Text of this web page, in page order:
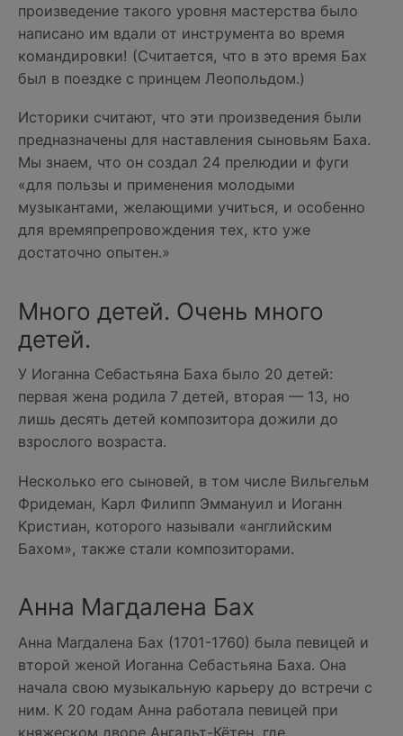
произведение такого уровня мастерства было
написано им вдали от инструмента во время
командировки! (Считается, что в это время Бах
был в поездке с принцем Леопольдом.)
Историки считают, что эти произведения были
предназначены для наставления сыновьям Баха.
Мы знаем, что он создал 24 прелюдии и фуги
«для пользы и применения молодыми
музыкантами, желающими учиться, и особенно
для времяпрепровождения тех, кто уже
достаточно опытен.»
Много детей. Очень много
детей.
У Иоганна Себастьяна Баха было 20 детей:
первая жена родила 7 детей, вторая — 13, но
лишь десять детей композитора дожили до
взрослого возраста.
Несколько его сыновей, в том числе Вильгельм
Фридеман, Карл Филипп Эммануил и Иоганн
Кристиан, которого называли «английским
Бахом», также стали композиторами.
Анна Магдалена Бах
Анна Магдалена Бах (1701-1760) была певицей и
второй женой Иоганна Себастьяна Баха. Она
начала свою музыкальную карьеру до встречи с
ним. К 20 годам Анна работала певицей при
княжеском дворе Ангальт-Кётен, где